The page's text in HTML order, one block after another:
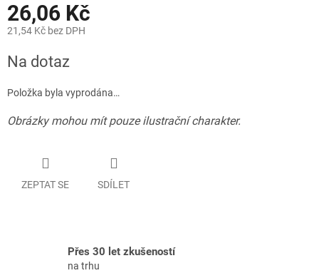
26,06 Kč
21,54 Kč bez DPH
cena:
Na dotaz
Položka byla vyprodána…
Obrázky mohou mít pouze ilustrační charakter.
ZEPTAT SE SDÍLET
Přes 30 let zkušeností
na trhu